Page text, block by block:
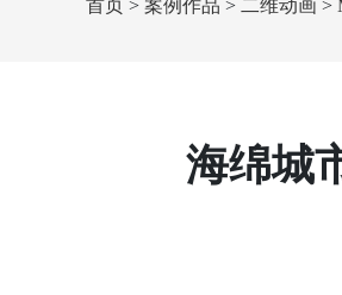
首页 > 案例作品 > 二维动画 >
海绵城